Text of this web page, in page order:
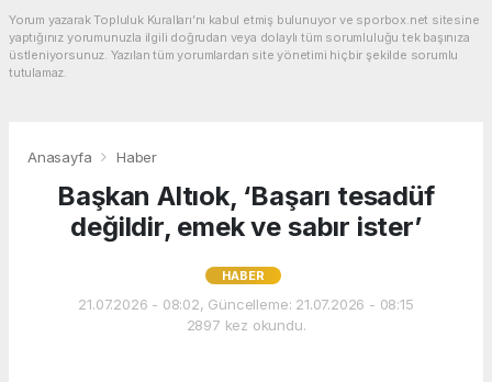
Yorum yazarak Topluluk Kuralları’nı kabul etmiş bulunuyor ve sporbox.net sitesine
yaptığınız yorumunuzla ilgili doğrudan veya dolaylı tüm sorumluluğu tek başınıza
üstleniyorsunuz. Yazılan tüm yorumlardan site yönetimi hiçbir şekilde sorumlu
tutulamaz.
Anasayfa Haber
Başkan Altıok, ‘Başarı tesadüf
değildir, emek ve sabır ister’
HABER
21.07.2026 - 08:02, Güncelleme: 21.07.2026 - 08:15
2897 kez okundu.